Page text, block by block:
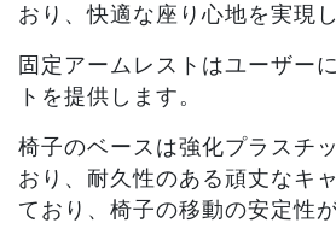
おり、快適な座り心地を実現し
固定アームレストはユーザー
トを提供します。
椅子のベースは強化プラスチ
おり、耐久性のある頑丈なキ
ており、椅子の移動の安定性